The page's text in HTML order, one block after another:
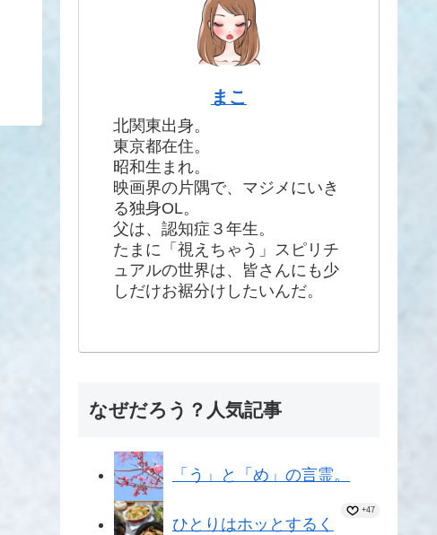
まこ
北関東出身。
東京都在住。
昭和生まれ。
映画界の片隅で、マジメにいき
る独身OL。
父は、認知症３年生。
たまに「視えちゃう」スピリチ
ュアルの世界は、皆さんにも少
しだけお裾分けしたいんだ。
なぜだろう？人気記事
「う」と「め」の言霊。
+47
ひとりはホッとするく